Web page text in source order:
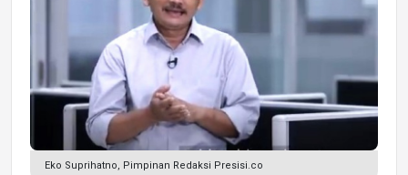
Eko Suprihatno, Pimpinan Redaksi Presisi.co